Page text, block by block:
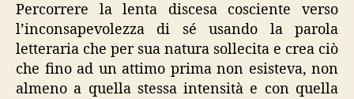
Percorrere la lenta discesa cosciente verso
l’inconsapevolezza di sé usando la parola
letteraria che per sua natura sollecita e crea ciò
che fino ad un attimo prima non esisteva, non
almeno a quella stessa intensità e con quella